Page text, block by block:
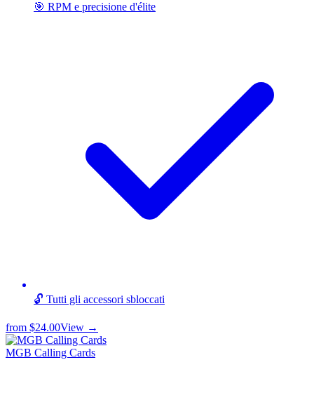
🎯 RPM e precisione d'élite
🔓 Tutti gli accessori sbloccati
from $24.00View →
MGB Calling Cards